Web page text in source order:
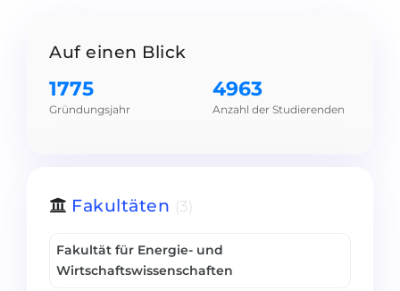
BERATUNG BUCHEN
Auf einen Blick
1775
Gründungsjahr
4963
Anzahl der Studierenden
Fakultäten (3)
Fakultät für Energie- und
Wirtschaftswissenschaften